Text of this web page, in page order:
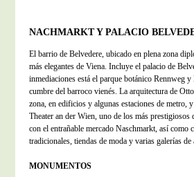
NACHMARKT Y PALACIO
El barrio de Belvedere, ubicado en plena zona
más elegantes de Viena. Incluye el palacio de
inmediaciones está el parque botánico Rennweg
cumbre del barroco vienés. La arquitectura de
zona, en edificios y algunas estaciones de metro,
Theater an der Wien, uno de los más prestigiosos
con el entrañable mercado Naschmarkt, así como
tradicionales, tiendas de moda y varias galerías de
MONUMENTOS